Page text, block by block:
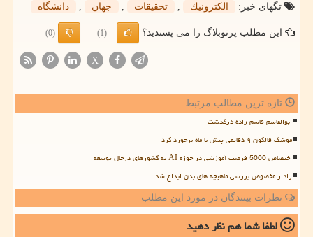
تگهای خبر:
الكترونیك تحقیقات جهان دانشگاه
این مطلب پرتوبلاگ را می پسندید؟ (1)
(0)
X
تازه ترین مطالب مرتبط
ابوالقاسم قاسم زاده درگذشت
موشک فالکون ۹ دقایقی پیش با ماه برخورد کرد
اختصاص 5000 فرصت آموزشی در حوزه AI به کشورهای درحال توسعه
رادار مخصوص بررسی ماهیچه های بدن ابداع شد
نظرات بینندگان در مورد این مطلب
لطفا شما همنظر دهید